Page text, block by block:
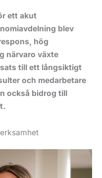
ett akut
blev
hög
närvaro växte
till ett långsiktigt
och medarbetare
också bidrog till